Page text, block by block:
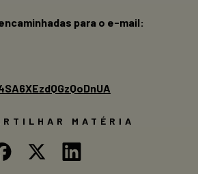
para o e-mail:
MATÉRIA